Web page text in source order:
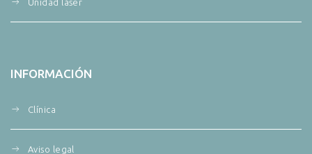
Unidad láser
INFORMACIÓN
Clínica
Aviso legal